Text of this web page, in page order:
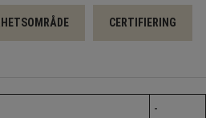
CERTIFIERING
-